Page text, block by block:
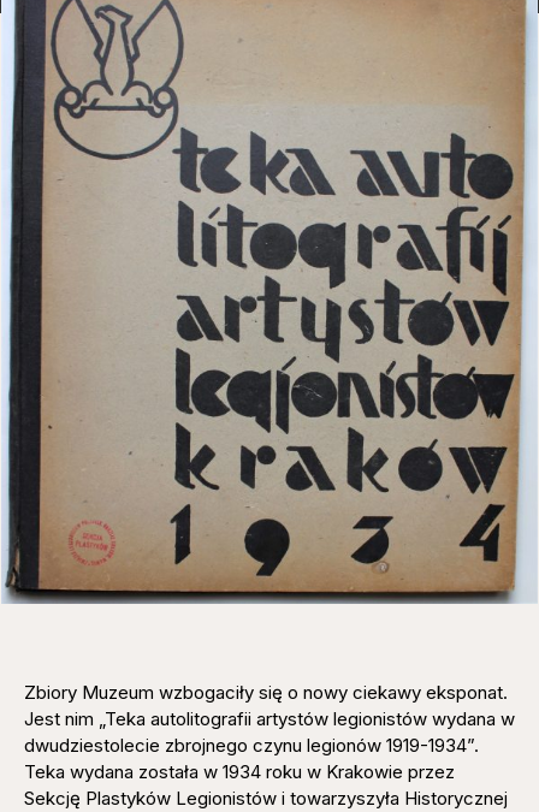
Zbiory Muzeum wzbogaciły się o nowy ciekawy eksponat.
Jest nim „Teka autolitografii artystów legionistów wydana w
dwudziestolecie zbrojnego czynu legionów 1919-1934”.
Teka wydana została w 1934 roku w Krakowie przez
Sekcję Plastyków Legionistów i towarzyszyła Historycznej